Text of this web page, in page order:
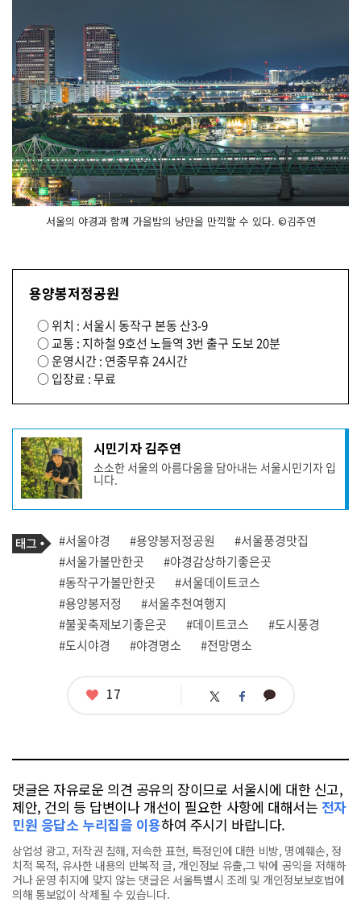
서울의 야경과 함께 가을밤의 낭만을 만끽할 수 있다. ©김주연
용양봉저정공원
○ 위치 : 서울시 동작구 본동 산3-9
○ 교통 : 지하철 9호선 노들역 3번 출구 도보 20분
○ 운영시간 : 연중무휴 24시간
○ 입장료 : 무료
기
사
작
성
자
프
필
시민기자 김주연
소소한 서울의 아름다움을 담아내는 서울시민기자 입
니다.
기
사
관
련
태
그
태
그
#서울야경 #용양봉저정공원
#서울풍경맛집
#서울가볼만한곳
#야경감상하기좋은곳
#동작구가볼만한곳
#서울데이트코스
#용양봉저정
#서울추천여행지
#불꽃축제보기좋은곳
#데이트코스
#도시풍경
#도시야경
#야경명소 #전망명소
좋
17 트 페 카
댓글은 자유로운 의견 공유의 장이므로 서울시에 대한 신고,
제안, 건의 등 답변이나 개선이 필요한 사항에 대해서는 전자
민원 응답소 누리집을 이용하여 주시기 바랍니다.
상업성 광고, 저작권 침해, 저속한 표현, 특정인에 대한 비방, 명예훼손, 정
치적 목적, 유사한 내용의 반복적 글, 개인정보 유출,그 밖에 공익을 저해하
거나 운영 취지에 맞지 않는 댓글은 서울특별시 조례 및 개인정보보호법에
의해 통보없이 삭제될 수 있습니다.